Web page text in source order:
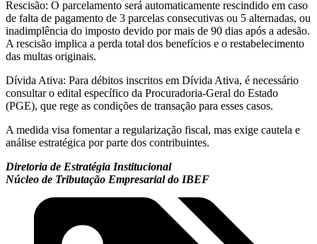
Rescisão: O parcelamento será automaticamente rescindido em caso
de falta de pagamento de 3 parcelas consecutivas ou 5 alternadas, ou
inadimplência do imposto devido por mais de 90 dias após a adesão.
A rescisão implica a perda total dos benefícios e o restabelecimento
das multas originais.
Dívida Ativa: Para débitos inscritos em Dívida Ativa, é necessário
consultar o edital específico da Procuradoria-Geral do Estado
(PGE), que rege as condições de transação para esses casos.
A medida visa fomentar a regularização fiscal, mas exige cautela e
análise estratégica por parte dos contribuintes.
Diretoria de Estratégia Institucional
Núcleo de Tributação Empresarial do IBEF